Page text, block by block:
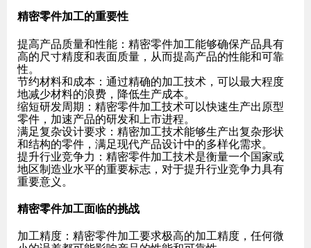
精密零件加工的重要性
提高产品质量和性能 ：精密零件加工能够确保产品具有
高的尺寸精度和表面质量，从而提高产品的性能和可靠
性。
节约材料和成本 ：通过精确的加工技术，可以最大程度
地减少材料的浪费，降低生产成本。
缩短研发周期 ：精密零件加工技术可以快速生产出原型
零件，加速产品的研发和上市进程。
满足复杂设计要求 ：精密加工技术能够生产出复杂形状
和结构的零件，满足现代产品设计中的多样化需求。
提升行业竞争力 ：精密零件加工技术是衡量一个国家或
地区制造业水平的重要标志，对于提升行业竞争力具有
重要意义。
精密零件加工面临的挑战
加工精度 ：精密零件加工要求极高的加工精度，任何微